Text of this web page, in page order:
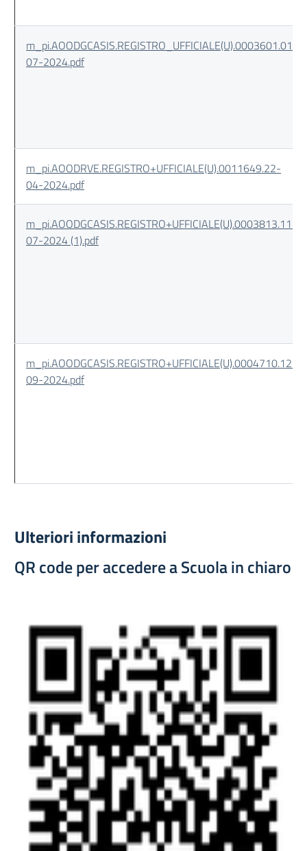
m_pi.AOODGCASIS.REGISTRO_UFFICIALE(U).0003601.01-
07-2024.pdf
m_pi.AOODRVE.REGISTRO+UFFICIALE(U).0011649.22-
04-2024.pdf
m_pi.AOODGCASIS.REGISTRO+UFFICIALE(U).0003813.11-
07-2024 (1).pdf
m_pi.AOODGCASIS.REGISTRO+UFFICIALE(U).0004710.12-
09-2024.pdf
Ulteriori informazioni
QR code per accedere a Scuola in chiaro